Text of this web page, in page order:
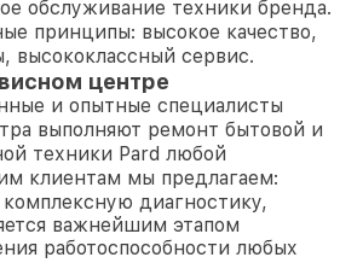
обслуживание техники бренда.
принципы: высокое качество,
высококлассный сервис.
центре
и опытные специалисты
выполняют ремонт бытовой и
техники Pard любой
клиентам мы предлагаем:
диагностику,
важнейшим этапом
работоспособности любых